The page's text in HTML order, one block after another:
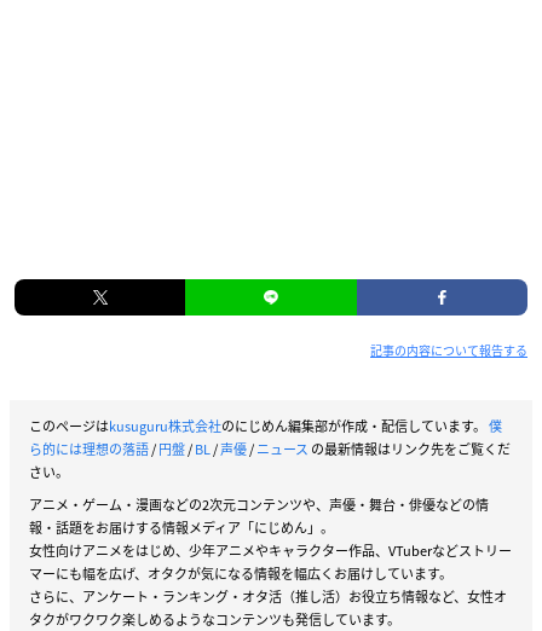
Amazon通販特典
撮りおろしブロマイド（Amazon柄）
CD情報
「僕ら的には理想の落語」主題歌「妄想亭のテー
マ」
【発売日】
2021年3月26日(金)
記事の内容について報告する
このページはkusuguru株式会社のにじめん編集部が作成・配信しています。 僕
ら的には理想の落語/円盤/BL/声優/ニュース の最新情報はリンク先をご覧くだ
さい。
アニメ・ゲーム・漫画などの2次元コンテンツや、声優・舞台・俳優などの情
報・話題をお届けする情報メディア「にじめん」。
女性向けアニメをはじめ、少年アニメやキャラクター作品、VTuberなどストリー
マーにも幅を広げ、オタクが気になる情報を幅広くお届けしています。
さらに、アンケート・ランキング・オタ活（推し活）お役立ち情報など、女性オ
タクがワクワク楽しめるようなコンテンツも発信しています。